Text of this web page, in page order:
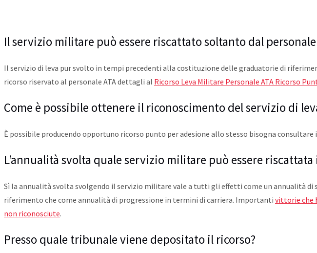
Il servizio militare può essere riscattato soltanto dal
Il servizio di leva pur svolto in tempi precedenti alla costituzione delle graduatorie di
ricorso riservato al personale ATA dettagli al Ricorso Leva Militare Personale ATA Ricorso
Come è possibile ottenere il riconoscimento del servizio di
È possibile producendo opportuno ricorso punto per adesione allo stesso bisogna consultare
L’annualità svolta quale servizio militare può essere
Sì la annualità svolta svolgendo il servizio militare vale a tutti gli effetti come un annualità di
riferimento che come annualità di progressione in termini di carriera. Importanti vittorie che
non riconosciute.
Presso quale tribunale viene depositato il ricorso?